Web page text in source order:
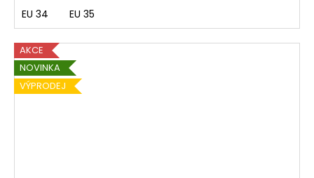
EU 34 EU 35
AKCE
NOVINKA
VÝPRODEJ